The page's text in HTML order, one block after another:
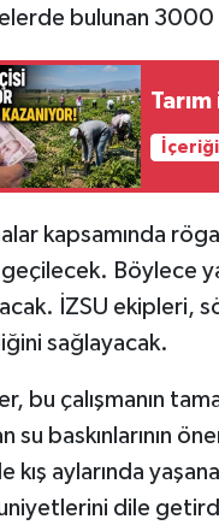
bulunan 3000
kapsamında
Böylece
İZSU ekipleri,
sağlayacak.
bu çalışmanın
su baskınlarının
kış aylarında
dile